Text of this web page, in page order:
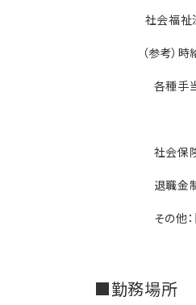
社会福祉法人亀
（参考）時給
各種手当：時
賞与年2回
社会保険制度
退職金制度
その他：【休日
【休暇】有給
■勤務場所